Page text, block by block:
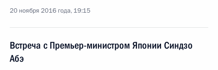
20 ноября 2016 года, 19:15
Встреча с Премьер-министром Японии Синдзо
Абэ